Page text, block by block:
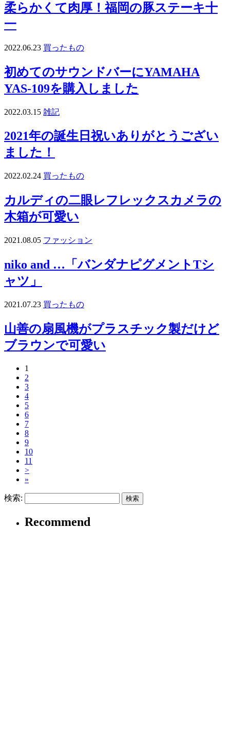
柔らかくて肉厚！福岡の豚ステーキ十
一
2022.06.23 買ったもの
初めてのサウンドバーにYAMAHA
YAS-109を購入しました
2022.03.15 雑記
2021年の誕生日祝いありがとうござい
ました！
2022.02.24 買ったもの
カルディの二眼レフレックスカメラの
木箱が可愛い
2021.08.05 ファッション
niko and …「バンダナピグメントTシ
ャツ」
2021.07.23 買ったもの
山善の扇風機がプラスチック製だけど
ブラウンで可愛い
1
2
3
4
5
6
7
8
9
10
11
>
»
検索:
Recommend